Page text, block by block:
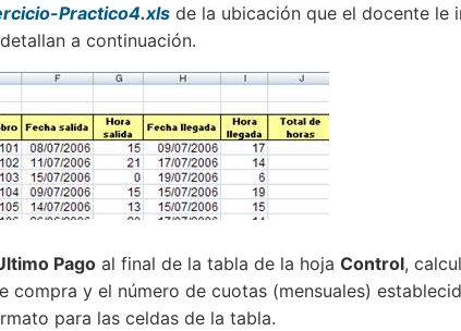
Practico4.xls de la ubicación que el docente le
a continuación.
Pago al final de la tabla de la hoja Control,
compra y el número de cuotas (mensuales)
para las celdas de la tabla.